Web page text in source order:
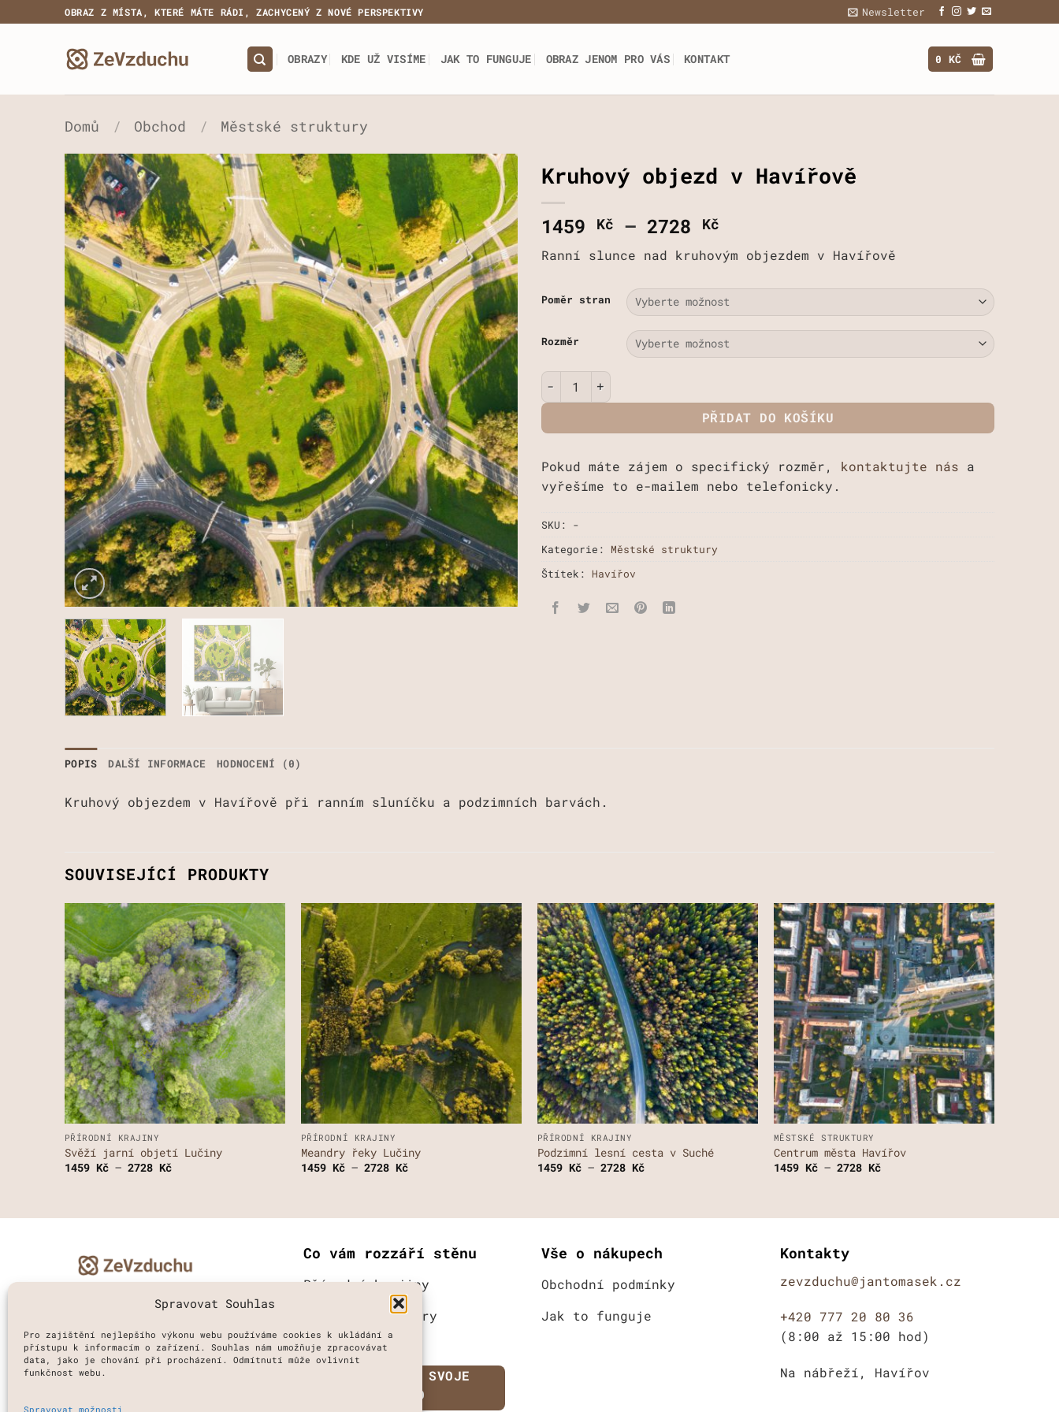
Spravovat Souhlas
Pro zajištění nejlepšího výkonu webu používáme cookies k ukládání a
přístupu k informacím o zařízení. Souhlas nám umožňuje zpracovávat
data, jako je chování při procházení. Odmítnutí může ovlivnit
funkčnost webu.
Spravovat možnosti
Přeskočit
na
OBRAZ Z MÍSTA, KTERÉ MÁTE RÁDI, ZACHYCENÝ Z NOVÉ PERSPEKTIVY Newsletter
OBRAZY KDE UŽ VISÍME JAK TO FUNGUJE OBRAZ JENOM PRO VÁS KONTAKT 0 KČ
Domů / Obchod / Městské struktury
Kruhový objezd v Havířově
1459 Kč – 2728 Kč
cen:
1459 Kč
až
2728 Kč
Ranní slunce nad kruhovým objezdem v Havířově
Poměr stran
Rozměr
Kruhový objezd v Havířově množství
PŘIDAT DO KOŠÍKU
Pokud máte zájem o specifický rozměr, kontaktujte nás a
vyřešíme to e-mailem nebo telefonicky.
SKU: -
Kategorie: Městské struktury
Štítek: Havířov
POPIS DALŠÍ INFORMACE HODNOCENÍ (0)
Kruhový objezdem v Havířově při ranním sluníčku a podzimních barvách.
SOUVISEJÍCÍ PRODUKTY
+
PŘÍRODNÍ KRAJINY
Svěží jarní objetí Lučiny
1459 Kč – 2728 KčRozpětí
+
PŘÍRODNÍ KRAJINY
Meandry řeky Lučiny
1459 Kč – 2728 KčRozpětí
+
PŘÍRODNÍ KRAJINY
Podzimní lesní cesta v Suché
1459 Kč – 2728 KčRozpětí
+
MĚSTSKÉ STRUKTURY
Centrum města Havířov
1459 Kč – 2728 KčRozpětí
Co vám rozzáří stěnu
Přírodní krajiny
Městské struktury
Vodní hladiny
VYBERTE SI SVOJE
MÍSTO
Vše o nákupech
Obchodní podmínky
Jak to funguje
Kontakty
zevzduchu@jantomasek.cz
+420 777 20 80 36
(8:00 až 15:00 hod)
Na nábřeží, Havířov